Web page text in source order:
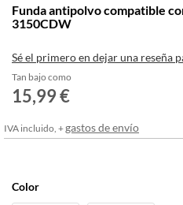
al
comienzo
la
galería
de
Funda antipolvo compatible
3150CDW
Sé el primero en dejar una reseña
Tan bajo como
15,99 €
IVA incluido, +gastos de envío
Color